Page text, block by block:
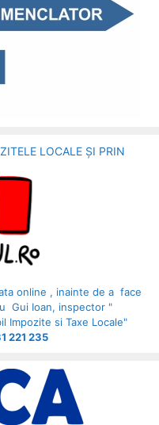
LOCALE ȘI PRIN
online , inainte de a face
Gui Ioan, inspector "
Impozite si Taxe Locale"
221 235